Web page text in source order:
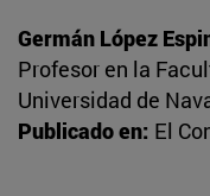
Germán López
Profesor en la
Universidad de
Publicado en: El